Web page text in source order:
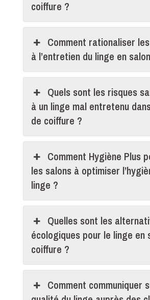
coiffure ?
Comment rationaliser
à l’entretien du linge en
Quels sont les risques
à un linge mal entretenu
de coiffure ?
Comment Hygiène Plus
les salons à optimiser
linge ?
Quelles sont les
écologiques pour le linge en
coiffure ?
Comment communiquer